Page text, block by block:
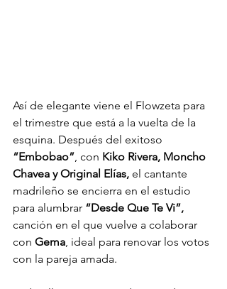
Así de elegante viene el Flowzeta para
el trimestre que está a la vuelta de la
esquina. Después del exitoso
“Embobao” , con Kiko Rivera, Moncho
Chavea y Original Elías, el cantante
madrileño se encierra en el estudio
para alumbrar “Desde Que Te Vi”,
canción en el que vuelve a colaborar
con Gema , ideal para renovar los votos
con la pareja amada.